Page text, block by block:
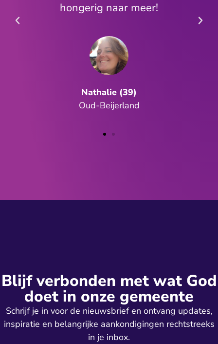
hongerig naar meer!
Nathalie (39)
Oud-Beijerland
Blijf verbonden met wat God
doet in onze gemeente
Schrijf je in voor de nieuwsbrief en ontvang updates,
inspiratie en belangrijke aankondigingen rechtstreeks
in je inbox.